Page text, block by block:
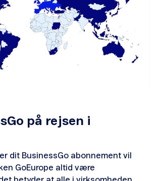
på rejsen i
dit BusinessGo abonnement vil
GoEurope altid være